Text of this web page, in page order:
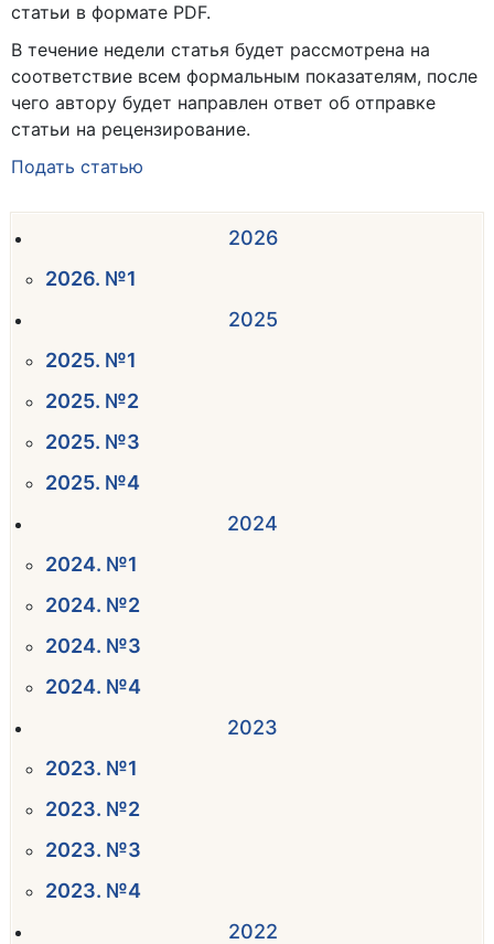
статьи в формате PDF.
В течение недели статья будет рассмотрена на
соответствие всем формальным показателям, после
чего автору будет направлен ответ об отправке
статьи на рецензирование.
Подать статью
2026
2026. №1
2025
2025. №1
2025. №2
2025. №3
2025. №4
2024
2024. №1
2024. №2
2024. №3
2024. №4
2023
2023. №1
2023. №2
2023. №3
2023. №4
2022